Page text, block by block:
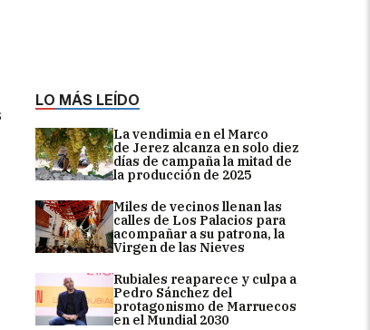
LO MÁS LEÍDO
La vendimia en el Marco
de Jerez alcanza en solo diez
días de campaña la mitad de
la producción de 2025
Miles de vecinos llenan las
calles de Los Palacios para
acompañar a su patrona, la
Virgen de las Nieves
Rubiales reaparece y culpa a
Pedro Sánchez del
protagonismo de Marruecos
en el Mundial 2030